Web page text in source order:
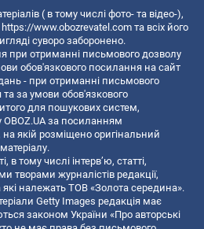
( в тому числі фото- та відео-),
https://www.obozrevatel.com та всіх його
суворо заборонено.
при отриманні письмового дозволу
обов'язкового посилання на сайт
- при отриманні письмового
за умови обов'язкового
для пошукових систем,
OBOZ.UA за посиланням
, на якій розміщено оригінальний
в тому числі інтерв’ю, статті,
творами журналістів редакції,
належать ТОВ «Золота середина».
Getty Images редакція має
законом України «Про авторські